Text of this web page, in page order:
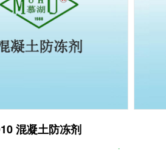
混凝土防冻剂